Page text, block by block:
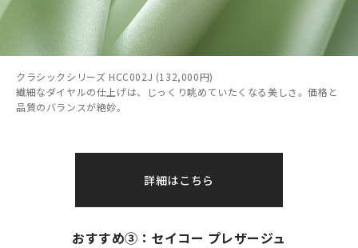
クラシックシリーズ HCC002J (132,000円)
繊細なダイヤルの仕上げは、じっくり眺めていたくなる美しさ。価格と
品質のバランスが絶妙。
詳細はこちら
おすすめ③：セイコー プレザージュ